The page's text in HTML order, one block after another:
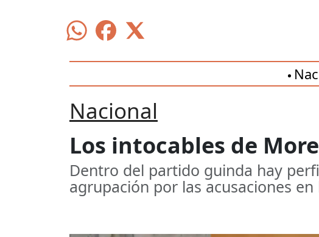
Nacional
Los intocables de
Dentro del partido guinda hay
agrupación por las acusaciones